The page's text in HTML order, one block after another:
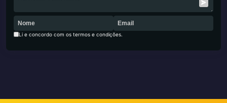
Li e concordo com os termos e condições.